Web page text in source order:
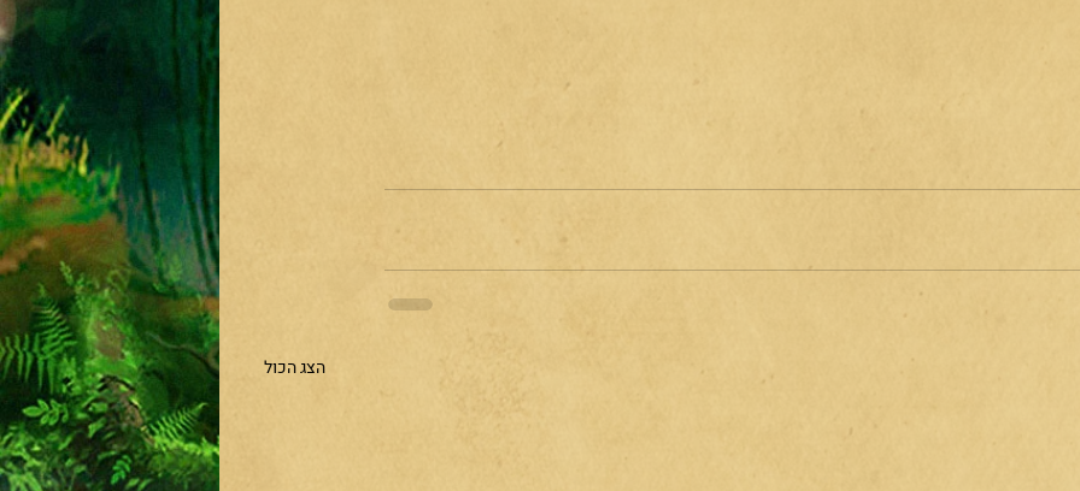
הצג הכול